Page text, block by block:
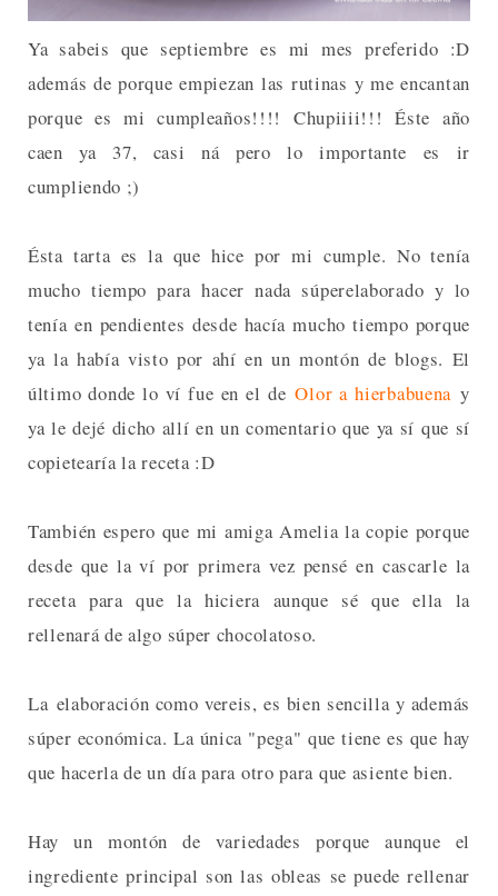
Ya sabeis que septiembre es mi mes preferido :D
además de porque empiezan las rutinas y me encantan
porque es mi cumpleaños!!!! Chupiiii!!! Éste año
caen ya 37, casi ná pero lo importante es ir
cumpliendo ;)
Ésta tarta es la que hice por mi cumple. No tenía
mucho tiempo para hacer nada súperelaborado y lo
tenía en pendientes desde hacía mucho tiempo porque
ya la había visto por ahí en un montón de blogs. El
último donde lo ví fue en el deOlor a hierbabuena y
ya le dejé dicho allí en un comentario que ya sí que sí
copietearía la receta :D
También espero que mi amiga Amelia la copie porque
desde que la ví por primera vez pensé en cascarle la
receta para que la hiciera aunque sé que ella la
rellenará de algo súper chocolatoso.
La elaboración como vereis, es bien sencilla y además
súper económica. La única "pega" que tiene es que hay
que hacerla de un día para otro para que asiente bien.
Hay un montón de variedades porque aunque el
ingrediente principal son las obleas se puede rellenar